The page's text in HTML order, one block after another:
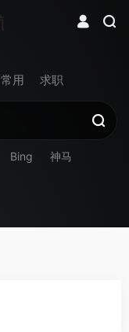
常用 求职
Bing 神马